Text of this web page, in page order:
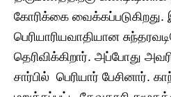
கோரிக்கை வைக்கப்படுகிறது.
பெரியாரியவாதியான
தெரிவிக்கிறார். அப்போது
சார்பில் பெரியார் பேசினார்.